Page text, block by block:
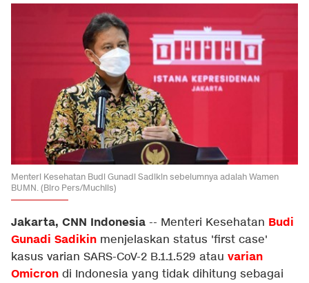
Menteri Kesehatan Budi Gunadi Sadikin sebelumnya adalah Wamen
BUMN. (Biro Pers/Muchlis)
Jakarta, CNN Indonesia -- Menteri Kesehatan Budi
Gunadi Sadikin menjelaskan status 'first case'
kasus varian SARS-CoV-2 B.1.1.529 atau varian
Omicron di Indonesia yang tidak dihitung sebagai